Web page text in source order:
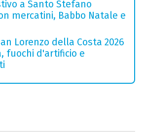
a Santo Stefano
mercatini, Babbo Natale e
Lorenzo della Costa 2026
fuochi d'artificio e